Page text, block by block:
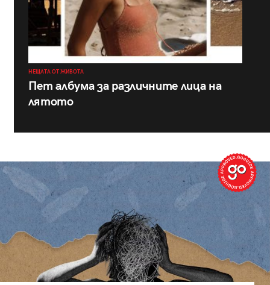
НЕЩАТА ОТ ЖИВОТА
Пет албума за различните лица на
лятото